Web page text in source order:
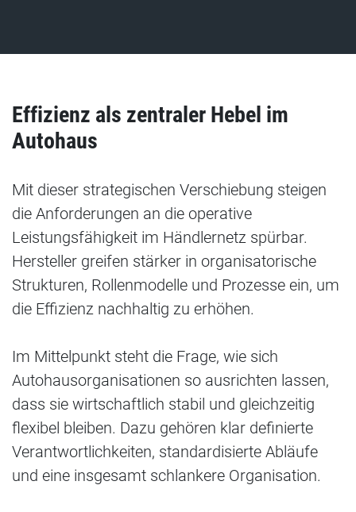
Effizienz als zentraler Hebel im
Autohaus
Mit dieser strategischen Verschiebung steigen
die Anforderungen an die operative
Leistungsfähigkeit im Händlernetz spürbar.
Hersteller greifen stärker in organisatorische
Strukturen, Rollenmodelle und Prozesse ein, um
die Effizienz nachhaltig zu erhöhen.
Im Mittelpunkt steht die Frage, wie sich
Autohausorganisationen so ausrichten lassen,
dass sie wirtschaftlich stabil und gleichzeitig
flexibel bleiben. Dazu gehören klar definierte
Verantwortlichkeiten, standardisierte Abläufe
und eine insgesamt schlankere Organisation.